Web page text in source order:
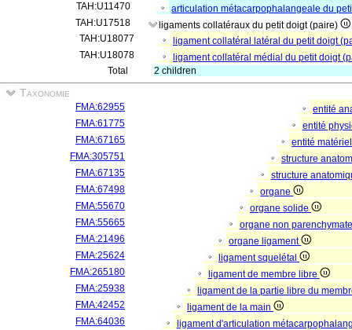
TAH:U11470
articulation métacarpophalangeale du
TAH:U17518
ligaments collatéraux du petit doigt (paire)
TAH:U18077
ligament collatéral latéral du petit doigt
TAH:U18078
ligament collatéral médial du petit doigt
Total
2 children
Taxonomie
FMA:62955
entité
FMA:61775
entité
FMA:67165
entité
FMA:305751
structure
FMA:67135
structure
FMA:67498
organe
FMA:55670
organe solide
FMA:55665
organe non
FMA:21496
organe ligament
FMA:25624
ligament squelétal
FMA:265180
ligament de membre libre
FMA:25938
ligament de la partie libre du
FMA:42452
ligament de la main
FMA:64036
ligament d'articulation